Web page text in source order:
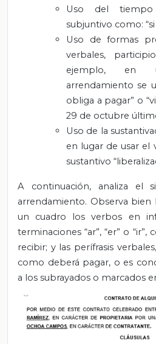
Uso del
subjuntivo como:
Uso de formas
verbales,
ejemplo, en
arrendamiento se
obliga a pagar” o
29 de octubre
Uso de la
en lugar de usar el
sustantivo
A continuación, analiza el
arrendamiento. Observa
un cuadro los verbos en
terminaciones “ar”, “er” o
recibir; y las perífrasis
como deberá pagar, o es
a los subrayados o marcados